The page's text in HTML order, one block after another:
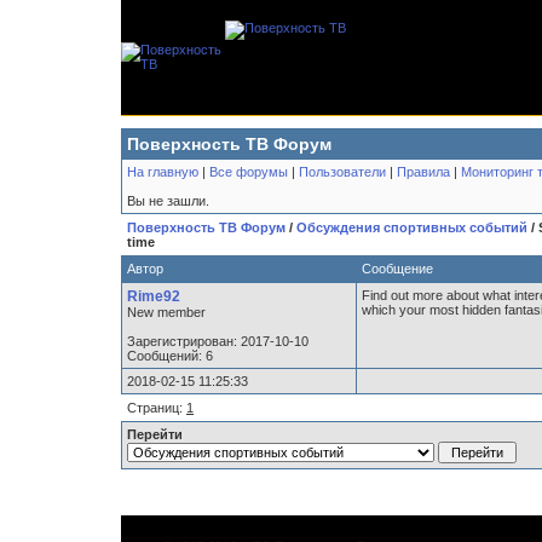
Поверхность ТВ Форум
На главную | Все форумы | Пользователи | Правила | Мониторинг
Вы не зашли.
Поверхность ТВ Форум / Обсуждения спортивных событий /
time
Автор
Сообщение
Rime92
New member
Зарегистрирован: 2017-10-10
Сообщений: 6
Find out more about what
which your most hidden
2018-02-15 11:25:33
Страниц: 1
Перейти